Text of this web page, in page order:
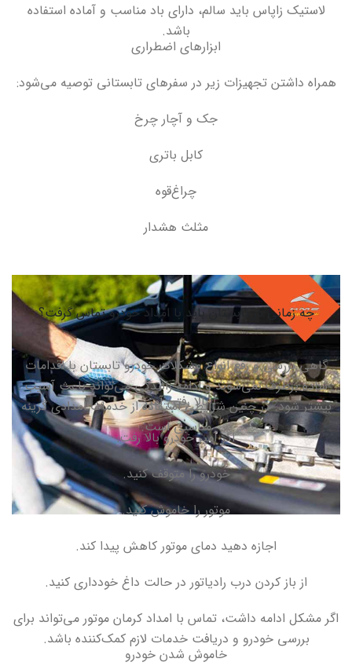
لاستیک زاپاس باید سالم، دارای باد مناسب و آماده استفاده
باشد.
ابزارهای اضطراری
همراه داشتن تجهیزات زیر در سفرهای تابستانی توصیه می‌شود:
جک و آچار چرخ
کابل باتری
چراغ‌قوه
مثلث هشدار
چه زمانی در تابستان باید با امداد خودرو تماس گرفت؟
گاهی بررسی و رفع انواع مشکلات خودرو تابستان با اقدامات
ساده برطرف نمی‌شوند و ادامه رانندگی می‌تواند باعث آسیب
بیشتر شود. در چنین شرایطی استفاده از خدمات امدادی گزینه
مناسبی است.
بالا رفتن آمپر
اگر آمپر خودرو بالا رفت:
خودرو را متوقف کنید.
موتور را خاموش کنید.
اجازه دهید دمای موتور کاهش پیدا کند.
از باز کردن درب رادیاتور در حالت داغ خودداری کنید.
اگر مشکل ادامه داشت، تماس با امداد کرمان موتور می‌تواند برای
بررسی خودرو و دریافت خدمات لازم کمک‌کننده باشد.
خاموش شدن خودرو